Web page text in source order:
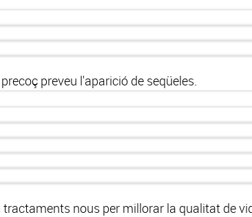
preveu l'aparició de seqüeles.
nous per millorar la qualitat de